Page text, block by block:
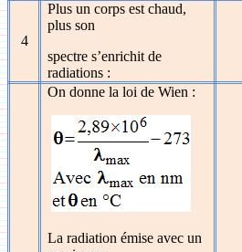
4
Plus un corps est chaud,
plus son
spectre s’enrichit de
radiations :
On donne la loi de Wien :
La radiation émise avec un